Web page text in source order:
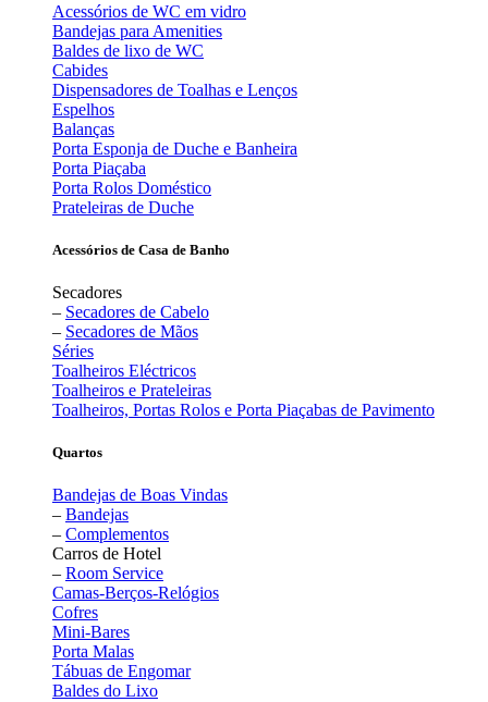
Acessórios de WC em vidro
Bandejas para Amenities
Baldes de lixo de WC
Cabides
Dispensadores de Toalhas e Lenços
Espelhos
Balanças
Porta Esponja de Duche e Banheira
Porta Piaçaba
Porta Rolos Doméstico
Prateleiras de Duche
Acessórios de Casa de Banho
Secadores
– Secadores de Cabelo
– Secadores de Mãos
Séries
Toalheiros Eléctricos
Toalheiros e Prateleiras
Toalheiros, Portas Rolos e Porta Piaçabas de Pavimento
Quartos
Bandejas de Boas Vindas
– Bandejas
– Complementos
Carros de Hotel
– Room Service
Camas-Berços-Relógios
Cofres
Mini-Bares
Porta Malas
Tábuas de Engomar
Baldes do Lixo